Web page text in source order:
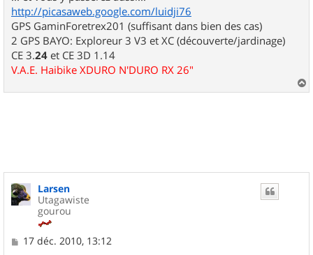
http://picasaweb.google.com/luidji76
GPS GaminForetrex201 (suffisant dans bien des cas)
2 GPS BAYO: Exploreur 3 V3 et XC (découverte/jardinage)
CE 3.24 et CE 3D 1.14
V.A.E. Haibike XDURO N'DURO RX 26"
a
Larsen
Utagawiste
gourou
M17 déc. 2010, 13:12